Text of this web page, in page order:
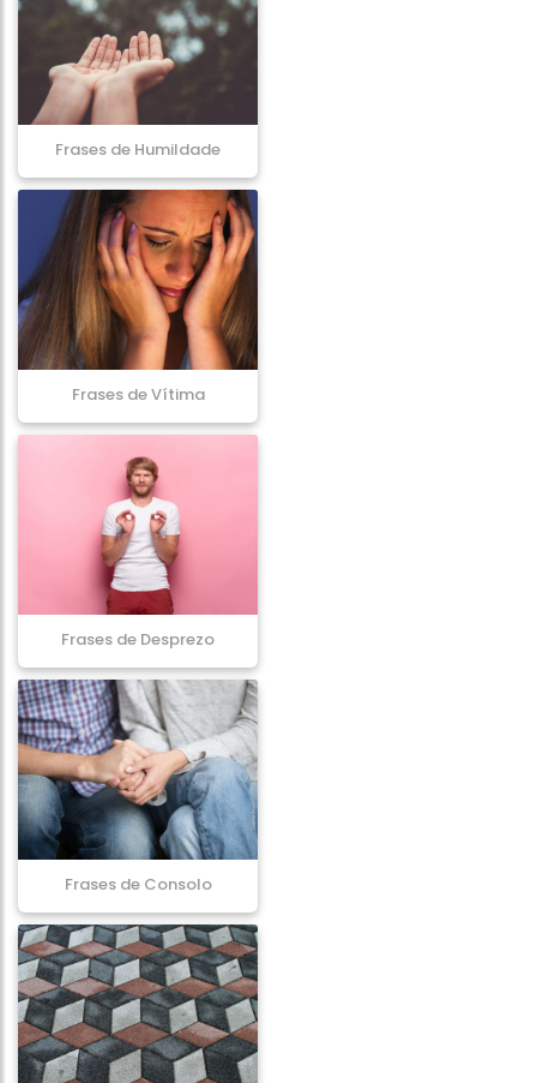
Frases de Humildade
Frases de Vítima
Frases de Desprezo
Frases de Consolo